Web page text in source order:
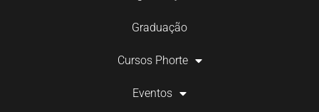
Graduação
Cursos Phorte
Eventos